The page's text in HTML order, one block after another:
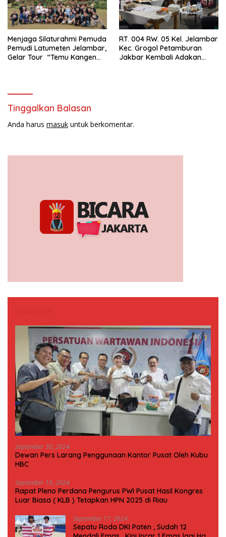
Menjaga Silaturahmi Pemuda
Pemudi Latumeten Jelambar,
Gelar Tour “Temu Kangen
RT. 004 RW. 05 Kel. Jelambar
Kec. Grogol Petamburan
Jakbar Kembali Adakan
Tinggalkan Balasan
Anda harus masuk untuk berkomentar.
September 30, 2024
Dewan Pers Larang Penggunaan Kantor Pusat Oleh Kubu
HBC
September 18, 2024
Rapat Pleno Perdana Pengurus PWI Pusat Hasil Kongres
Luar Biasa ( KLB ) Tetapkan HPN 2025 di Riau
September 17, 2024
Sepatu Roda DKI Paten , Sudah 12